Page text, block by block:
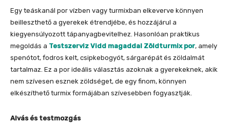
Egy teáskanál por vízben vagy turmixban elkeverve könnyen
beilleszthető a gyerekek étrendjébe, és hozzájárul a
kiegyensúlyozott tápanyagbevitelhez. Hasonlóan praktikus
megoldás a Testszerviz Vidd magaddal Zöldturmix por, amely
spenótot, fodros kelt, csipkebogyót, sárgarépát és zöldalmát
tartalmaz. Ez a por ideális választás azoknak a gyerekeknek, akik
nem szívesen esznek zöldséget, de egy finom, könnyen
elkészíthető turmix formájában szívesebben fogyasztják.
Alvás és testmozgás